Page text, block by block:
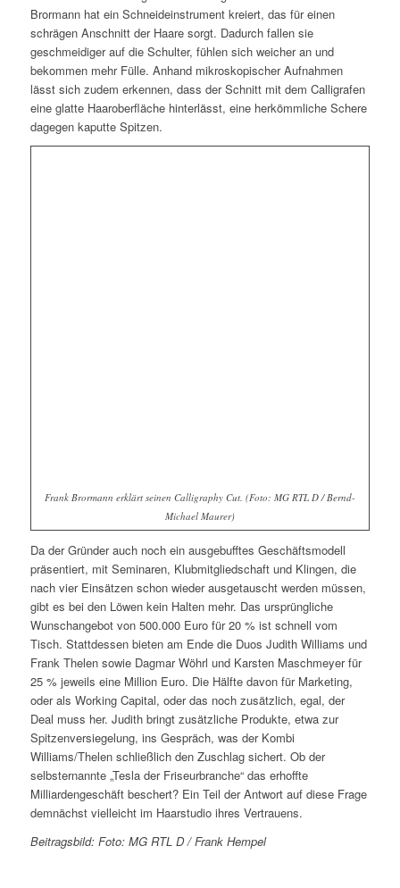
Brormann hat ein Schneideinstrument kreiert, das für einen
schrägen Anschnitt der Haare sorgt. Dadurch fallen sie
geschmeidiger auf die Schulter, fühlen sich weicher an und
bekommen mehr Fülle. Anhand mikroskopischer Aufnahmen
lässt sich zudem erkennen, dass der Schnitt mit dem Calligrafen
eine glatte Haaroberfläche hinterlässt, eine herkömmliche Schere
dagegen kaputte Spitzen.
Frank Brormann erklärt seinen Calligraphy Cut. (Foto: MG RTL D / Bernd-
Michael Maurer)
Da der Gründer auch noch ein ausgebufftes Geschäftsmodell
präsentiert, mit Seminaren, Klubmitgliedschaft und Klingen, die
nach vier Einsätzen schon wieder ausgetauscht werden müssen,
gibt es bei den Löwen kein Halten mehr. Das ursprüngliche
Wunschangebot von 500.000 Euro für 20 % ist schnell vom
Tisch. Stattdessen bieten am Ende die Duos Judith Williams und
Frank Thelen sowie Dagmar Wöhrl und Karsten Maschmeyer für
25 % jeweils eine Million Euro. Die Hälfte davon für Marketing,
oder als Working Capital, oder das noch zusätzlich, egal, der
Deal muss her. Judith bringt zusätzliche Produkte, etwa zur
Spitzenversiegelung, ins Gespräch, was der Kombi
Williams/Thelen schließlich den Zuschlag sichert. Ob der
selbsternannte „Tesla der Friseurbranche“ das erhoffte
Milliardengeschäft beschert? Ein Teil der Antwort auf diese Frage
demnächst vielleicht im Haarstudio ihres Vertrauens.
Beitragsbild: Foto: MG RTL D / Frank Hempel